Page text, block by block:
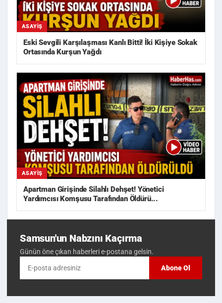
ASAYIŞ
Eski Sevgili Karşılaşması Kanlı Bitti! İki Kişiye Sokak
Ortasında Kurşun Yağdı
ASAYIŞ
Apartman Girişinde Silahlı Dehşet! Yönetici
Yardımcısı Komşusu Tarafından Öldürü...
Samsun'un Nabzını Kaçırma
Günün öne çıkan haberleri e-postana gelsin.
Abone Ol